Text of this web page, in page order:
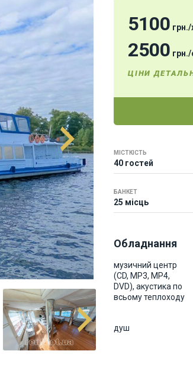
5100 грн./
2500 грн./
ЦІНИ
МІСТКІСТЬ
40 гостей
БАНКЕТ
25 місць
Обладнання
музичний центр
(CD, MP3, MP4,
DVD), акустика по
всьому теплоходу
душ